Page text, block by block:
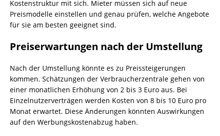
Kostenstruktur mit sich. Mieter müssen sich auf neue
Preismodelle einstellen und genau prüfen, welche Angebote
für sie am besten geeignet sind.
Preiserwartungen nach der Umstellung
Nach der Umstellung könnte es zu Preissteigerungen
kommen. Schätzungen der Verbraucherzentrale gehen von
einer monatlichen Erhöhung von 2 bis 3 Euro aus. Bei
Einzelnutzerverträgen werden Kosten von 8 bis 10 Euro pro
Monat erwartet. Diese Änderungen könnten Auswirkungen
auf den Werbungskostenabzug haben.